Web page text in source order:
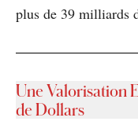
plus de 39 milliards
Une Valorisation
de Dollars